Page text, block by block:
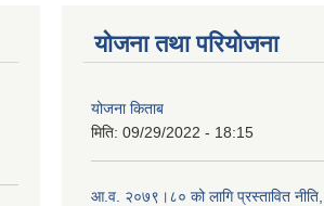
योजना तथा परियोजना
योजना किताब
मिति: 09/29/2022 - 18:15
आ.व. २०७९।८० को लागि प्रस्तावित नीति,